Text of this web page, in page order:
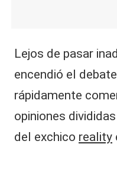
Lejos de pasar
encendió el
rápidamente
opiniones
del exchico reality